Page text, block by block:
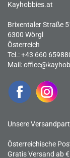
Kayhobbies.at
Brixentaler Straße
6300 Wörgl
Österreich
Tel.: +43 660
Mail:
Unsere
Österreichische
Gratis Versand ab